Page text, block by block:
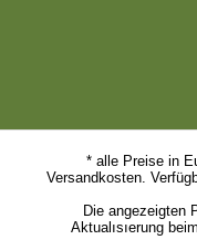
* alle Preise in
Versandkosten.
Die angezeigten
Aktualısıerung